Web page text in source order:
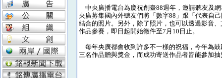
中央廣播電台為慶祝創臺88週年，邀請聽友及
央廣募集國內外聽友們將「數字88」跟「代表自
結合的照片。另外，除了照片，也可以透過影音
作品參賽，即日起開始徵件至7月10日止。
每年央廣都會收到許多不一樣的祝福，今年為
三名作品贈與獎金，而成功寄送作品者皆能參加